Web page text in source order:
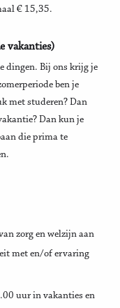
€ 15,35.
vakanties)
dingen. Bij ons krijg je
ben je
met studeren? Dan
Dan kun je
die prima te
zorg en welzijn aan
met en/of ervaring
uur in vakanties en